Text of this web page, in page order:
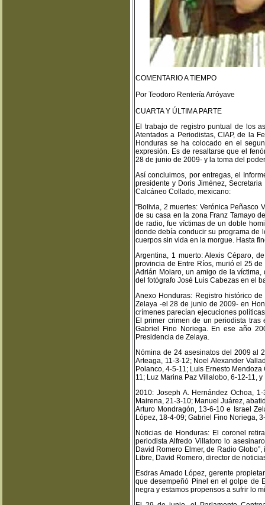
COMENTARIO A TIEMPO
Por Teodoro Rentería Arróyave
CUARTA Y ÚLTIMA PARTE
El trabajo de registro puntual de los
Atentados a Periodistas, CIAP, de la
Honduras se ha colocado en el
expresión. Es de resaltarse que el
28 de junio de 2009- y la toma del
Así concluimos, por entregas, el
presidente y Doris Jiménez,
Calcáneo Collado, mexicano:
“Bolivia, 2 muertes: Verónica
de su casa en la zona Franz Tamayo
de radio, fue víctimas de un doble
donde debía conducir su programa de
cuerpos sin vida en la morgue. Hasta
Argentina, 1 muerto: Alexis Céparo,
provincia de Entre Ríos, murió el 25
Adrián Molaro, un amigo de la
del fotógrafo José Luis Cabezas en el
Anexo Honduras: Registro histórico
Zelaya -el 28 de junio de 2009- en
crímenes parecían ejecuciones
El primer crimen de un periodista
Gabriel Fino Noriega. En ese año
Presidencia de Zelaya.
Nómina de 24 asesinatos del 2009 al
Arteaga, 11-3-12; Noel Alexander
Polanco, 4-5-11; Luis Ernesto
11; Luz Marina Paz Villalobo, 6-12-11,
2010: Joseph A. Hernández Ochoa,
Mairena, 21-3-10; Manuel Juárez,
Arturo Mondragón, 13-6-10 e Israel
López, 18-4-09; Gabriel Fino Noriega,
Noticias de Honduras: El coronel
periodista Alfredo Villatoro lo
David Romero Elmer, de Radio
Libre, David Romero, director de
Esdras Amado López, gerente
que desempeñó Pinel en el golpe de
negra y estamos propensos a sufrir lo